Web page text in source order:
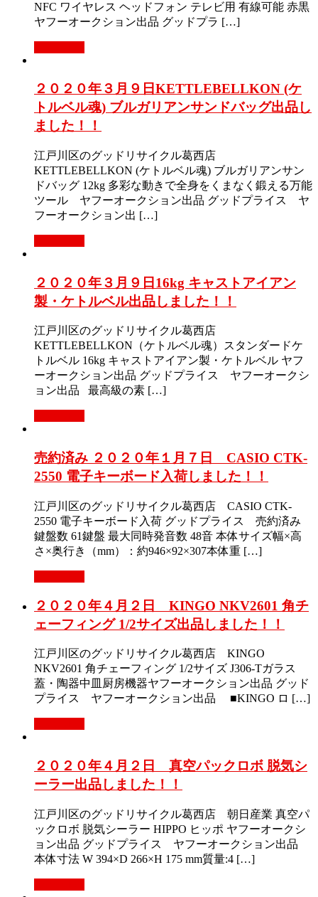
NFC ワイヤレス ヘッドフォン テレビ用 有線可能 赤黒
ヤフーオークション出品 グッドプラ […]
２０２０年３月９日KETTLEBELLKON (ケ
トルベル魂) ブルガリアンサンドバッグ出品し
ました！！
江戸川区のグッドリサイクル葛西店
KETTLEBELLKON (ケトルベル魂) ブルガリアンサン
ドバッグ 12kg 多彩な動きで全身をくまなく鍛える万能
ツール ヤフーオークション出品 グッドプライス ヤ
フーオークション出 […]
２０２０年３月９日16kg キャストアイアン
製・ケトルベル出品しました！！
江戸川区のグッドリサイクル葛西店
KETTLEBELLKON（ケトルベル魂）スタンダードケ
トルベル 16kg キャストアイアン製・ケトルベル ヤフ
ーオークション出品 グッドプライス ヤフーオークシ
ョン出品 最高級の素 […]
売約済み ２０２０年１月７日 CASIO CTK-
2550 電子キーボード入荷しました！！
江戸川区のグッドリサイクル葛西店 CASIO CTK-
2550 電子キーボード入荷 グッドプライス 売約済み
鍵盤数 61鍵盤 最大同時発音数 48音 本体サイズ幅×高
さ×奥行き（mm）：約946×92×307本体重 […]
２０２０年４月２日 KINGO NKV2601 角チ
ェーフィング 1/2サイズ出品しました！！
江戸川区のグッドリサイクル葛西店 KINGO
NKV2601 角チェーフィング 1/2サイズ J306-Tガラス
蓋・陶器中皿厨房機器ヤフーオークション出品 グッド
プライス ヤフーオークション出品 ■KINGO ロ […]
２０２０年４月２日 真空パックロボ 脱気シ
ーラー出品しました！！
江戸川区のグッドリサイクル葛西店 朝日産業 真空パ
ックロボ 脱気シーラー HIPPO ヒッポ ヤフーオークシ
ョン出品 グッドプライス ヤフーオークション出品
本体寸法 W 394×D 266×H 175 mm質量:4 […]